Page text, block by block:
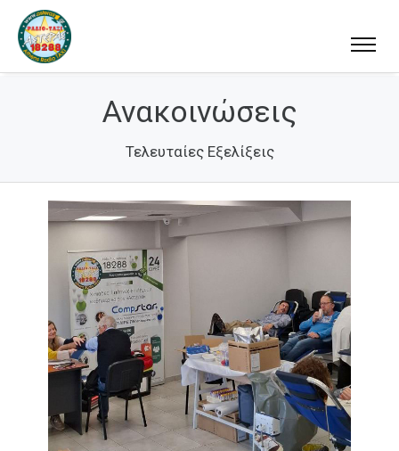
Ανακοινώσεις
Τελευταίες Εξελίξεις